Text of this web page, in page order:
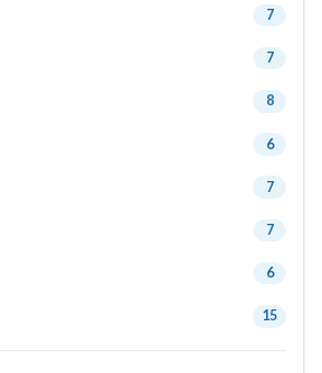
7
7
8
6
7
7
6
15